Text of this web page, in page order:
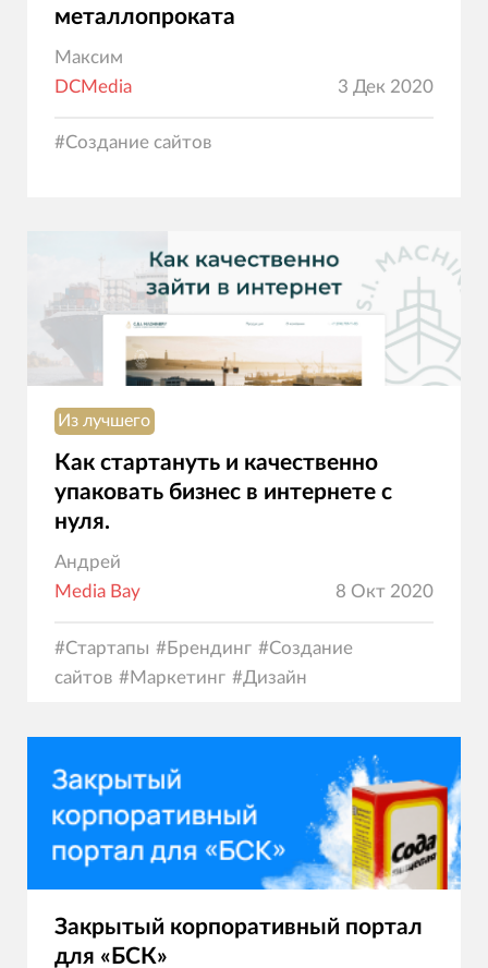
металлопроката
Максим
DCMedia
3 Дек 2020
#Создание сайтов
Из лучшего
Как стартануть и качественно
упаковать бизнес в интернете с
нуля.
Андрей
Media Bay
8 Окт 2020
#Стартапы #Брендинг #Создание
сайтов #Маркетинг #Дизайн
Закрытый корпоративный портал
для «БСК»